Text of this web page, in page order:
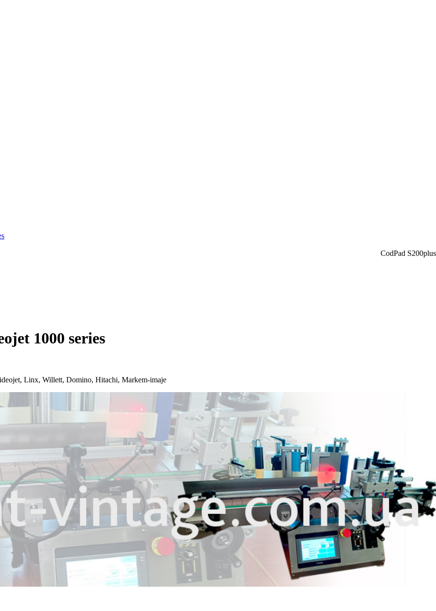
1000 series
Linx, Willett, Domino, Hitachi, Markem-imaje
CodPad S200plus